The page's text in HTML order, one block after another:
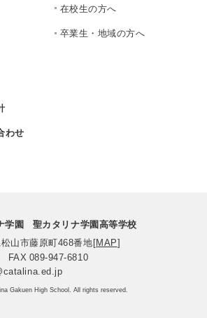
わせ
在校生の方へ
卒業生・地域の方へ
学園
聖カタリナ学園高等学校
山市藤原町468番地 [MAP]
FAX 089-947-6810
Gakuen High School. All rights reserved.